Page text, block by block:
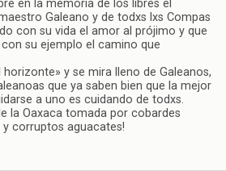
en la memoria de los libres el
Galeano y de todxs lxs Compas
con su vida el amor al prójimo y que
su ejemplo el camino que
horizonte» y se mira lleno de Galeanos,
que ya saben bien que la mejor
a uno es cuidando de todxs.
la Oaxaca tomada por cobardes
corruptos aguacates!